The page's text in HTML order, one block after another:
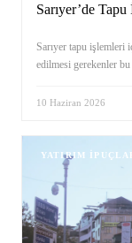
Sarıyer’de
Sarıyer tapu işlemleri
edilmesi gerekenler bu
10 Haziran 2026
YATIRIM